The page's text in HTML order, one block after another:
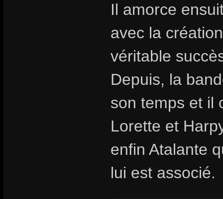
Il amorce
avec la
véritable
Depuis, la
son temps et il
Lorette et
enfin Atalante
lui est associé.